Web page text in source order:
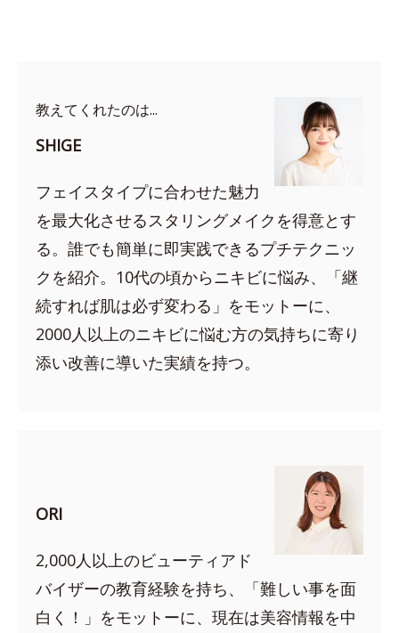
教えてくれたのは...
SHIGE
フェイスタイプに合わせた魅力
を最大化させるスタリングメイクを得意とす
る。誰でも簡単に即実践できるプチテクニッ
クを紹介。10代の頃からニキビに悩み、「継
続すれば肌は必ず変わる」をモットーに、
2000人以上のニキビに悩む方の気持ちに寄り
添い改善に導いた実績を持つ。
ORI
2,000人以上のビューティアド
バイザーの教育経験を持ち、「難しい事を面
白く！」をモットーに、現在は美容情報を中